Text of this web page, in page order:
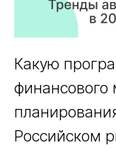
Какую
финансового
Российском